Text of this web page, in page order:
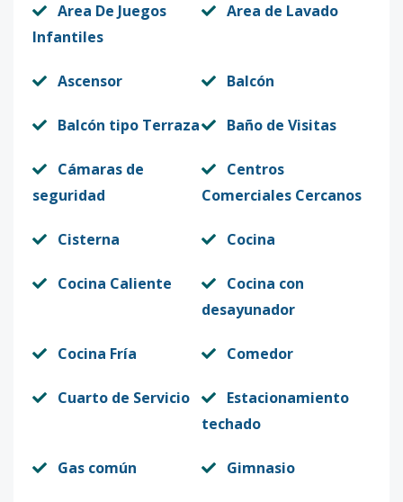
10A
Código413099
10 3 3 1
Código 413099-1
Area De Juegos
Infantiles
Area de Lavado
Ascensor Balcón
Balcón tipo Terraza Baño de Visitas
Cámaras de
seguridad
Centros
Comerciales Cercanos
Cisterna Cocina
Cocina Caliente
Cocina con
desayunador
Cocina Fría Comedor
Cuarto de Servicio
Estacionamiento
techado
Gas común Gimnasio